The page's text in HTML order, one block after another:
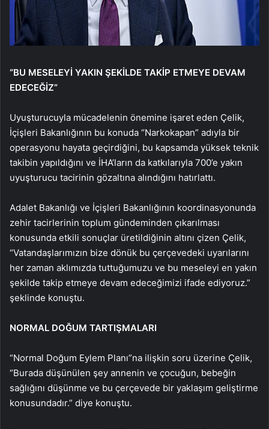
“BU MESELEYİ YAKIN ŞEKİLDE TAKİP ETMEYE DEVAM
EDECEĞİZ”
Uyuşturucuyla mücadelenin önemine işaret eden Çelik,
İçişleri Bakanlığının bu konuda “Narkokapan” adıyla bir
operasyonu hayata geçirdiğini, bu kapsamda yüksek teknik
takibin yapıldığını ve İHA’ların da katkılarıyla 700’e yakın
uyuşturucu tacirinin gözaltına alındığını hatırlattı.
Adalet Bakanlığı ve İçişleri Bakanlığının koordinasyonunda
zehir tacirlerinin toplum gündeminden çıkarılması
konusunda etkili sonuçlar üretildiğinin altını çizen Çelik,
“Vatandaşlarımızın bize dönük bu çerçevedeki uyarılarını
her zaman aklımızda tuttuğumuzu ve bu meseleyi en yakın
şekilde takip etmeye devam edeceğimizi ifade ediyoruz.”
şeklinde konuştu.
NORMAL DOĞUM TARTIŞMALARI
“Normal Doğum Eylem Planı”na ilişkin soru üzerine Çelik,
“Burada düşünülen şey annenin ve çocuğun, bebeğin
sağlığını düşünme ve bu çerçevede bir yaklaşım geliştirme
konusundadır.” diye konuştu.